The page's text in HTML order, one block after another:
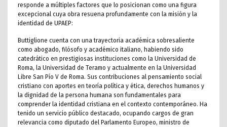
responde a múltiples factores que lo posicionan como una figura
excepcional cuya obra resuena profundamente con la misión y la
identidad de UPAEP:
Buttiglione cuenta con una trayectoria académica sobresaliente
como abogado, filósofo y académico italiano, habiendo sido
catedrático en prestigiosas instituciones como la Universidad de
Roma, la Universidad de Teramo y actualmente en la Universidad
Libre San Pío V de Roma. Sus contribuciones al pensamiento social
cristiano con aportes en teoría política y ética, derechos humanos y
la dignidad de la persona humana son fundamentales para
comprender la identidad cristiana en el contexto contemporáneo. Ha
tenido un servicio público destacado, ocupando cargos de gran
relevancia como diputado del Parlamento Europeo, ministro de